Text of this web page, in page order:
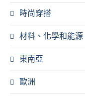
時尚穿搭
材料、化學和能源
東南亞
歐洲